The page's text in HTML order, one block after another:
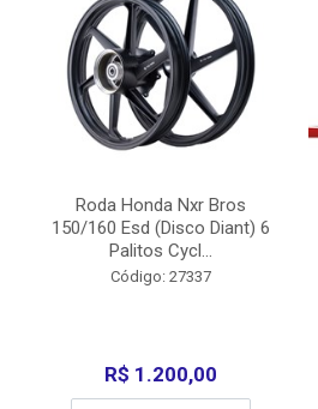
Roda Honda Nxr Bros
150/160 Esd (Disco Diant) 6
Palitos Cycl...
Código: 27337
R$ 1.200,00